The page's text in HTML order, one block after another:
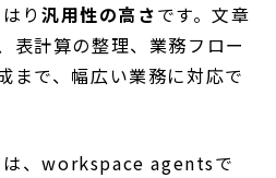
り 汎用性の高さです。文章
表計算の整理、業務フロー
まで、幅広い業務に対応で
は、workspace agentsで